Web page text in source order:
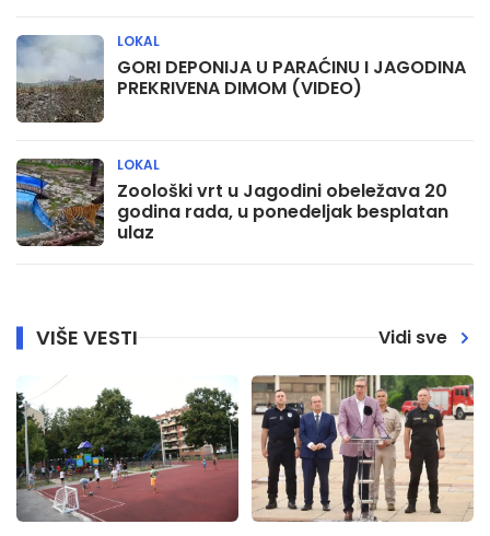
GORI DEPONIJA U PARAĆINU I JAGODINA
PREKRIVENA DIMOM (VIDEO)
LOKAL
Zoološki vrt u Jagodini obeležava 20
godina rada, u ponedeljak besplatan
ulaz
LOKAL
VIŠE VESTI Vidi sve